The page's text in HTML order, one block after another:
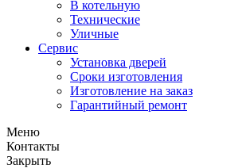
В котельную
Технические
Уличные
Сервис
Установка дверей
Сроки изготовления
Изготовление на заказ
Гарантийный ремонт
Меню
Контакты
Закрыть